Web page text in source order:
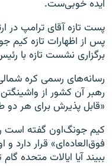
ایده خوبی‌ست.
پست تازه آقای ترامپ در
پس از اظهارات تازه کیم
برگزاری نشست تازه با
رهبر آن کشور از
«قابل پذیرش برای هر دو
کیم جونگ‌اون گفته است
فوق‌العاده‌ای» قرار دارد و
ببیند آیا ایالات متحده